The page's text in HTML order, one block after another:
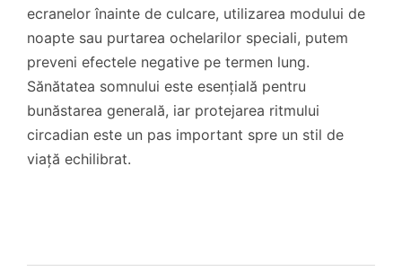
ecranelor înainte de culcare, utilizarea modului de
noapte sau purtarea ochelarilor speciali, putem
preveni efectele negative pe termen lung.
Sănătatea somnului este esențială pentru
bunăstarea generală, iar protejarea ritmului
circadian este un pas important spre un stil de
viață echilibrat.